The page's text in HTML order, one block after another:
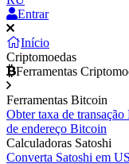
Entrar
Início
Criptomoedas
Ferramentas
Ferramentas Bitcoin
Obter taxa de
de endereço Bitcoin
Calculadoras Satoshi
Converta Satoshi em